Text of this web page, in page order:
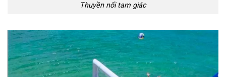
Thuyền nổi tam giác